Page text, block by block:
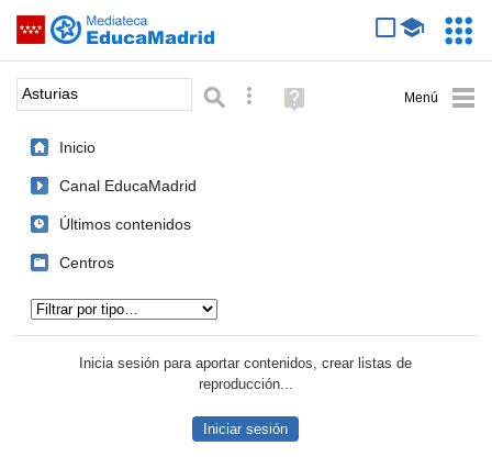
Saltar navegación
Palabra o frase: Búsqueda avanzada
Ayuda
(en
Inicio
Canal EducaMadrid
Últimos contenidos
Centros
Inicia sesión para aportar contenidos, crear listas de
reproducción...
Iniciar sesión